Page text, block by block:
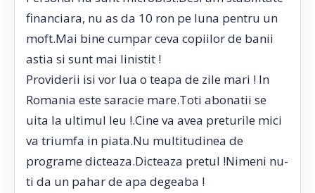
financiara, nu as da 10 ron pe luna pentru un
moft.Mai bine cumpar ceva copiilor de banii
astia si sunt mai linistit !
Providerii isi vor lua o teapa de zile mari ! In
Romania este saracie mare.Toti abonatii se
uita la ultimul leu !.Cine va avea preturile mici
va triumfa in piata.Nu multitudinea de
programe dicteaza.Dicteaza pretul !Nimeni nu-
ti da un pahar de apa degeaba !